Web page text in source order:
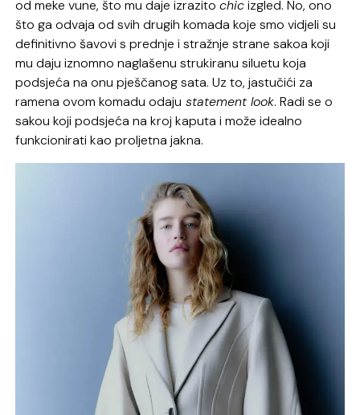
od meke vune, što mu daje izrazitochicizgled. No, ono
što ga odvaja od svih drugih komada koje smo vidjeli su
definitivno šavovi s prednje i stražnje strane sakoa koji
mu daju iznomno naglašenu strukiranu siluetu koja
podsjeća na onu pješčanog sata. Uz to, jastučići za
ramena ovom komadu odaju statement look. Radi se o
sakou koji podsjeća na kroj kaputa i može idealno
funkcionirati kao proljetna jakna.